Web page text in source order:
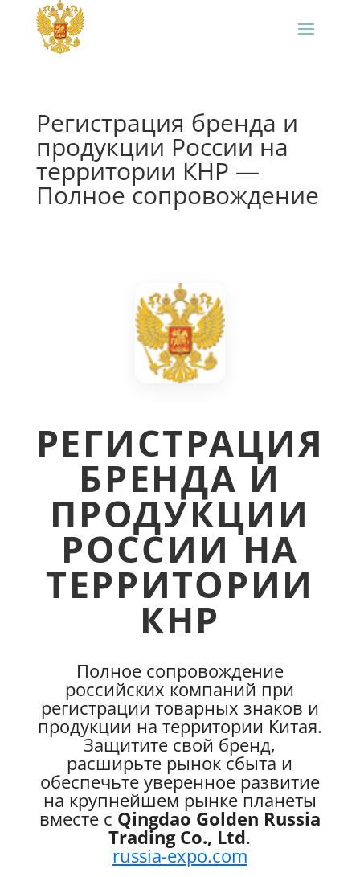
Регистрация бренда и
продукции России на
территории КНР —
Полное сопровождение
РЕГИСТРАЦИЯ
БРЕНДА И
ПРОДУКЦИИ
РОССИИ НА
ТЕРРИТОРИИ
КНР
Полное сопровождение
российских компаний при
регистрации товарных знаков и
продукции на территории Китая.
Защитите свой бренд,
расширьте рынок сбыта и
обеспечьте уверенное развитие
на крупнейшем рынке планеты
вместе с Qingdao Golden Russia
Trading Co., Ltd.
russia-expo.com